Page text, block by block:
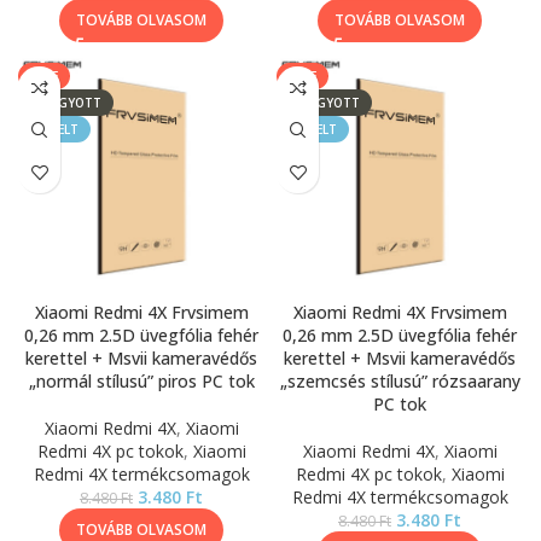
TOVÁBB OLVASOM TOVÁBB OLVASOM
SALE
ELFOGYOTT
KIEMELT
Xiaomi Redmi 4X Frvsimem
0,26 mm 2.5D üvegfólia fehér
kerettel + Msvii kameravédős
„normál stílusú” piros PC tok
Xiaomi Redmi 4X, Xiaomi
Redmi 4X pc tokok, Xiaomi
Redmi 4X termékcsomagok
8.480Ft 3.480 Ft
TOVÁBB OLVASOM
SALE
ELFOGYOTT
KIEMELT
Xiaomi Redmi 4X Frvsimem
0,26 mm 2.5D üvegfólia fehér
kerettel + Msvii kameravédős
„szemcsés stílusú” rózsaarany
PC tok
Xiaomi Redmi 4X, Xiaomi
Redmi 4X pc tokok, Xiaomi
Redmi 4X termékcsomagok
8.480Ft 3.480 Ft